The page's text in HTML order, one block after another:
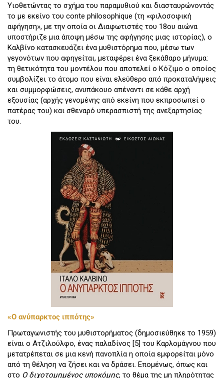
Υιοθετώντας το σχήμα του παραμυθιού και διασταυρώνοντάς
το με εκείνο του conte philosophique (τη «φιλοσοφική
αφήγηση», με την οποία οι Διαφωτιστές του 18ου αιώνα
υποστήριζε μια άποψη μέσω της αφήγησης μιας ιστορίας), ο
Καλβίνο κατασκευάζει ένα μυθιστόρημα που, μέσω των
γεγονότων που αφηγείται, μεταφέρει ένα ξεκάθαρο μήνυμα:
τη θετικότητα του μοντέλου που αποτελεί ο Κόζιμο ο οποίος
συμβολίζει το άτομο που είναι ελεύθερο από προκαταλήψεις
και συμμορφώσεις, ανυπάκουο απέναντι σε κάθε αρχή
εξουσίας (αρχής γενομένης από εκείνη που εκπροσωπεί ο
πατέρας του) και σθεναρό υπερασπιστή της ανεξαρτησίας
του.
«Ο ανύπαρκτος ιππότης»
Πρωταγωνιστής του μυθιστορήματος (δημοσιεύθηκε το 1959)
είναι ο Ατζιλούλφο, ένας παλαδίνος [5] του Καρλομάγνου που
μετατρέπεται σε μια κενή πανοπλία η οποία εμφορείται μόνο
από τη θέληση να ζήσει και να δράσει. Επομένως, όπως και
στο Ο διχοτομημένος υποκόμης, το θέμα της μη πληρότητας